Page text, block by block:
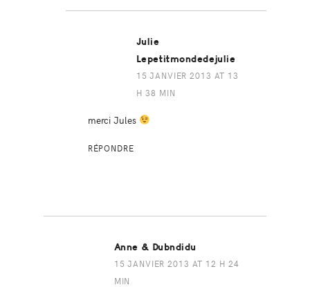
Julie
Lepetitmondedejulie
15 JANVIER 2013 AT 13
H 38 MIN
merci Jules
RÉPONDRE
Anne & Dubndidu
15 JANVIER 2013 AT 12 H 24
MIN